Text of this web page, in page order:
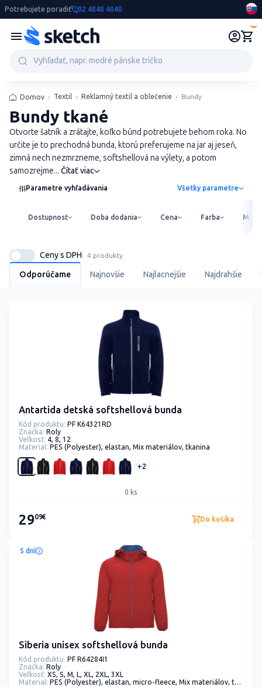
Potrebujete poradiť 02 4848 4040
Domov Textil Reklamný textil a oblečenie Bundy
Bundy tkané
Otvorte šatník a zrátajte, koľko búnd potrebujete behom roka. No
určite je to prechodná bunda, ktorú preferujeme na jar aj jeseň,
zimná nech nezmrzneme, softshellová na výlety, a potom
samozrejme... Čítať viac
Parametre vyhľadávania Všetky parametre
Dostupnosť Doba dodania Cena Farba
Odporúčame Najnovšie Najlacnejšie Najdrahšie
Ceny s DPH 4 produkty
Antartida detská softshellová bunda
Kód produktu: PF K64321RD
Značka: Roly
Veľkosť: 4, 8, 12
Material: PES (Polyester), elastan, Mix materiálov, tkanina
+2
0 ks
2909€ Do košíka
5 dní
Siberia unisex softshellová bunda
Kód produktu: PF R64284I1
Značka: Roly
Veľkosť: XS, S, M, L, XL, 2XL, 3XL
Material: PES (Polyester), elastan, micro-fleece, Mix materiálov, tkanina